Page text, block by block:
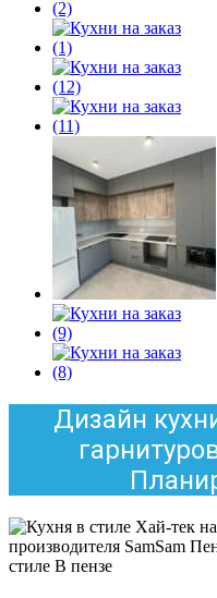
Дизайн